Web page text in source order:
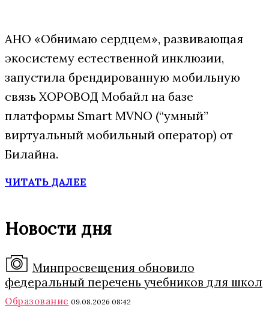
АНО «Обнимаю сердцем», развивающая
экосистему естественной инклюзии,
запустила брендированную мобильную
связь ХОРОВОД Мобайл на базе
платформы Smart MVNO (“умный”
виртуальный мобильный оператор) от
Билайна.
ЧИТАТЬ ДАЛЕЕ
Новости дня
Минпросвещения обновило
федеральный перечень учебников для школ
Образование 09.08.2026 08:42